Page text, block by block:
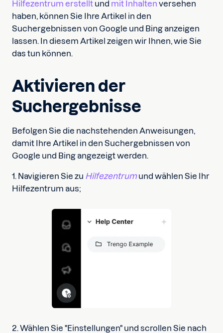
Hilfezentrum erstellt und mit Inhalten versehen
haben, können Sie Ihre Artikel in den
Suchergebnissen von Google und Bing anzeigen
lassen. In diesem Artikel zeigen wir Ihnen, wie Sie
das tun können.
Aktivieren der
Suchergebnisse
Befolgen Sie die nachstehenden Anweisungen,
damit Ihre Artikel in den Suchergebnissen von
Google und Bing angezeigt werden.
1. Navigieren Sie zu Hilfezentrumund wählen Sie Ihr
Hilfezentrum aus;
2. Wählen Sie "Einstellungen" und scrollen Sie nach